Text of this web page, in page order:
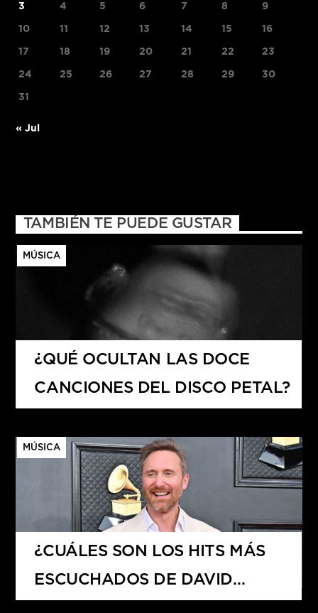
3 4 5 6 7 8 9
10 11 12 13 14 15 16
17 18 19 20 21 22 23
24 25 26 27 28 29 30
31
« Jul
TAMBIÉN TE PUEDE GUSTAR
MÚSICA
¿QUÉ OCULTAN LAS DOCE
CANCIONES DEL DISCO PETAL?
MÚSICA
¿CUÁLES SON LOS HITS MÁS
ESCUCHADOS DE DAVID